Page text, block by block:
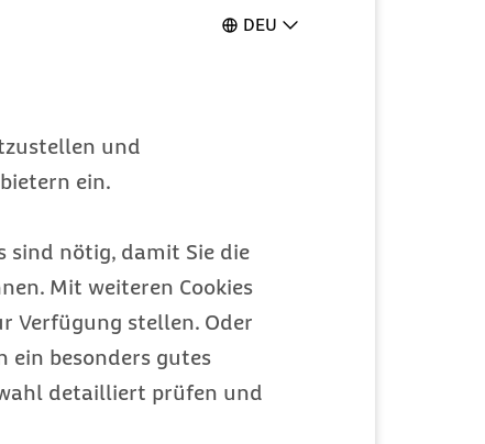
DEU
und
ein.
sind nötig, damit Sie die
Mit weiteren Cookies
Verfügung stellen. Oder
ein besonders gutes
detailliert prüfen und
BGM-Angebot gerne persönlich
in stressigen Zeiten, um dem
Bereitstellung der Zugänge
Fragen gibt.
wirkt auf vielen Ebenen:
stärken